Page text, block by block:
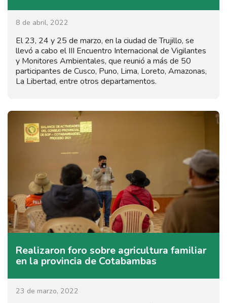
8 de abril, 2022
El 23, 24 y 25 de marzo, en la ciudad de Trujillo, se
llevó a cabo el III Encuentro Internacional de Vigilantes
y Monitores Ambientales, que reunió a más de 50
participantes de Cusco, Puno, Lima, Loreto, Amazonas,
La Libertad, entre otros departamentos.
Realizaron foro sobre agricultura familiar
en la provincia de Cotabambas
23 de marzo, 2022